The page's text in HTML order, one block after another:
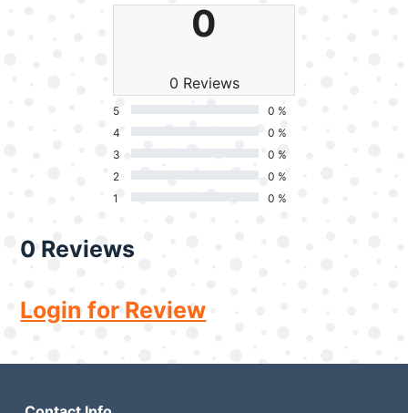
0
0 Reviews
5
0 %
4
0 %
3
0 %
2
0 %
1
0 %
0 Reviews
Login for Review